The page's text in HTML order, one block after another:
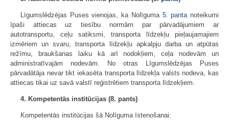
Līgumslēdzējas Puses vienojas, ka Nolīguma 5. pantanoteikumi
īpaši attiecas uz tiesību normām par pārvadājumiem ar
autotransportu, ceļu satiksmi, transporta līdzekļu pieļaujamajiem
izmēriem un svaru, transporta līdzekļu apkalpju darba un atpūtas
režīmu, braukšanas laiku kā arī nodokļiem, ceļa nodevām un
administratīvajām nodevām. No otras Līgumslēdzējas Puses
pārvadātāja nevar tikt iekasēta transporta līdzekļa valsts nodeva, kas
attiecas tikai uz savā valstī reģistrētiem transporta līdzekļiem.
4. Kompetentās institūcijas (8. pants)
Kompetentās institūcijas šā Nolīguma īstenošanai: